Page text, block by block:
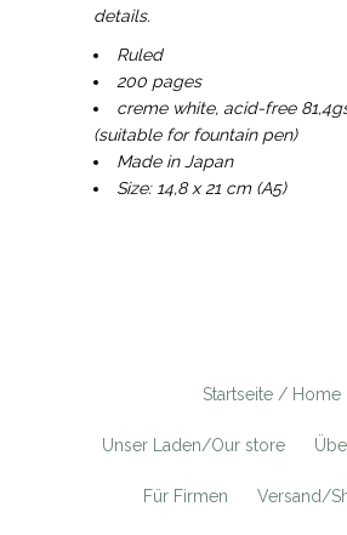
details.
Ruled
200 pages
creme white, acid-free
(suitable for fountain pen)
Made in Japan
Size: 14,8 x 21 cm (A5)
Startseite / Home
Unser Laden/Our store
Für Firmen Versand/